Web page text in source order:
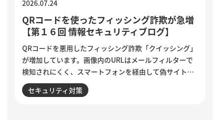
QRコードを使ったフィッシング詐欺が急増
【第１６回 情報セキュリティブログ】
2026.07.24
QRコードを悪用したフィッシング詐欺「クイッシング」
が増加しています。画像内のURLはメールフィルターで
検知されにくく、スマートフォンを経由して偽サイトへ
誘導される点が特徴です。セキュリティ意識が高い人ほ
ど狙われる巧妙な手口と、被害を防ぐために実践したい3
セキュリティ対策